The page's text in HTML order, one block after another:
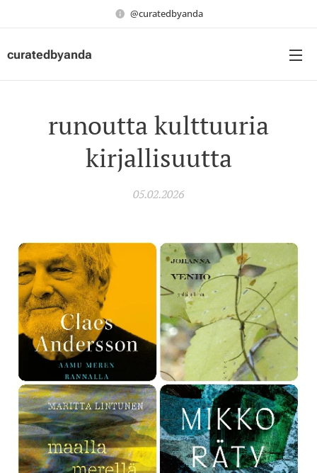
@curatedbyanda
curatedbyanda
runoutta kulttuuria
kirjallisuutta
05.02.2026